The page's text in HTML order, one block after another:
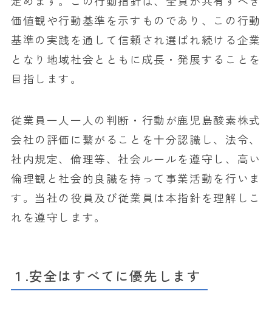
価値観や行動基準を示すものであり、この行動
基準の実践を通して信頼され選ばれ続ける企業
となり地域社会とともに成長・発展することを
目指します。
従業員一人一人の判断・行動が鹿児島酸素株式
会社の評価に繋がることを十分認識し、法令、
社内規定、倫理等、社会ルールを遵守し、高い
倫理観と社会的良識を持って事業活動を行いま
す。当社の役員及び従業員は本指針を理解しこ
れを遵守します。
１.安全はすべてに優先します